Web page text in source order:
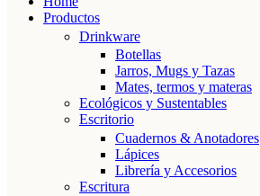
Productos
Drinkware
Botellas
Jarros, Mugs y Tazas
Mates, termos y materas
Ecológicos y Sustentables
Escritorio
Cuadernos & Anotadores
Lápices
Librería y Accesorios
Escritura